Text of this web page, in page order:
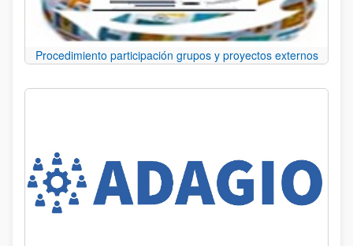
Procedimiento participación grupos y proyectos externos